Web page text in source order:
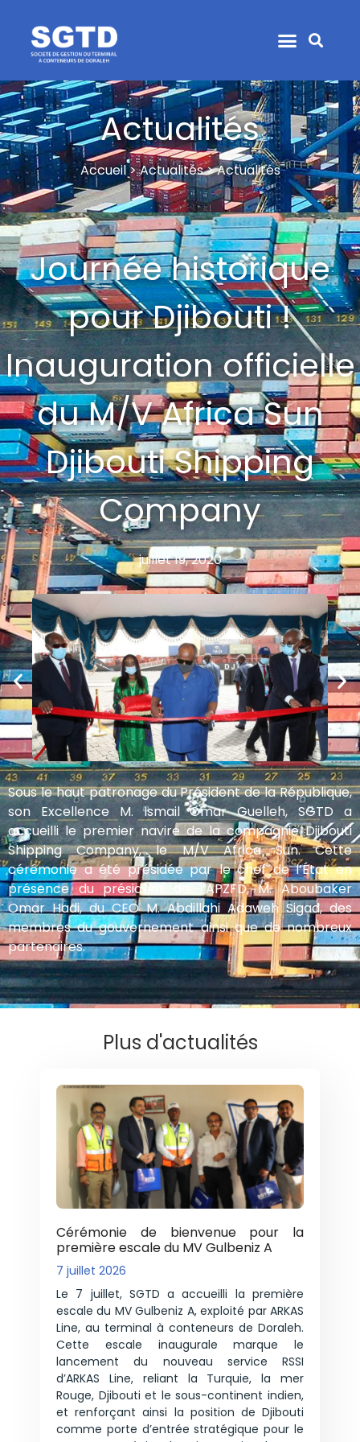
Actualités
Accueil > Actualités > Actualités
Journée historique
pour Djibouti !
Inauguration officielle
du M/V Africa Sun
Djibouti Shipping
Company
juillet 19, 2020
Sous le haut patronage du Président de la République,
son Excellence M. Ismail Omar Guelleh, SGTD a
accueilli le premier navire de la compagnie Djibouti
Shipping Company, le M/V Africa Sun. Cette
cérémonie a été présidée par le chef de l’État en
présence du président de l’APZFD, M. Aboubaker
Omar Hadi, du CEO M. Abdillahi Adaweh Sigad, des
membres du gouvernement ainsi que de nombreux
partenaires.
Plus d'actualités
Cérémonie de bienvenue pour la
première escale du MV Gulbeniz A
7 juillet 2026
Le 7 juillet, SGTD a accueilli la première
escale du MV Gulbeniz A, exploité par ARKAS
Line, au terminal à conteneurs de Doraleh.
Cette escale inaugurale marque le
lancement du nouveau service RSSI
d’ARKAS Line, reliant la Turquie, la mer
Rouge, Djibouti et le sous-continent indien,
et renforçant ainsi la position de Djibouti
comme porte d’entrée stratégique pour le